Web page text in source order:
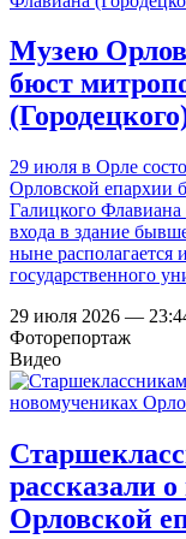
Музею
бюст
29 июля в Орле
Орловской епархии
Галицкого Флавиана
входа в здание
ныне располагается
государственного
29 июля 2026 —
Фоторепортаж
Видео
рассказали
Орловской